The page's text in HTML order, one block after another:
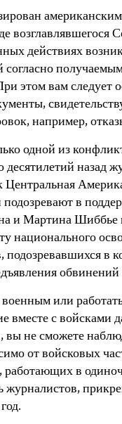
действиях
согласно
этом вам
например,
одной из
десятилетий
Центральная
в
и Мартина Шиббье
национального
в
или
с войсками
не сможете
от войсковых
в